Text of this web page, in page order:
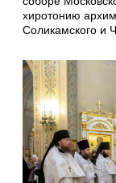
хиротонию
Соликамского и